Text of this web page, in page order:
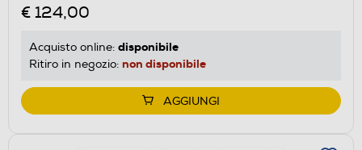
€ 124,00
Acquisto online: disponibile
Ritiro in negozio: non disponibile
AGGIUNGI